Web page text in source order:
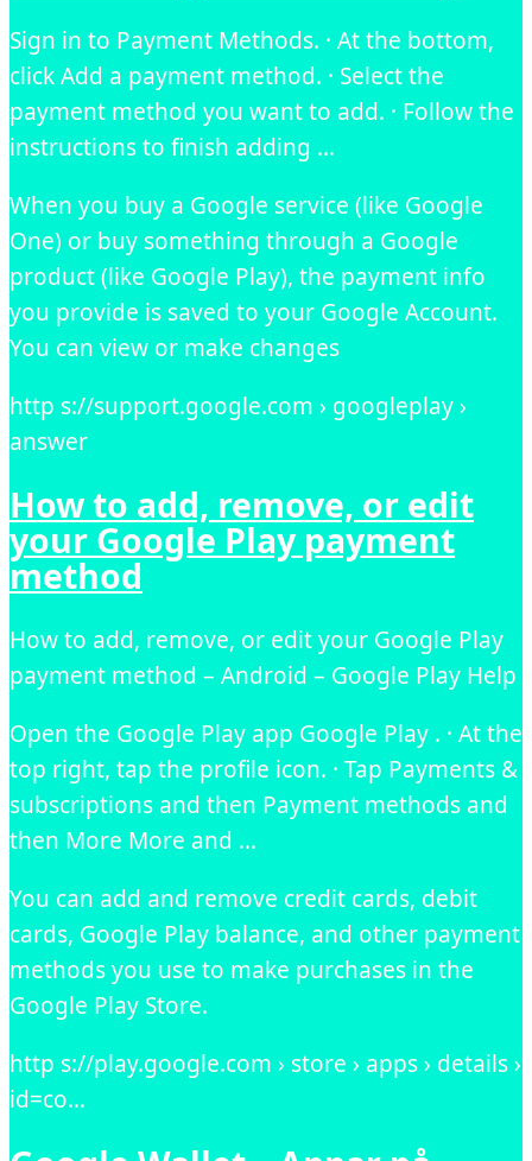
Sign in to Payment Methods. · At the bottom,
click Add a payment method. · Select the
payment method you want to add. · Follow the
instructions to finish adding …
When you buy a Google service (like Google
One) or buy something through a Google
product (like Google Play), the payment info
you provide is saved to your Google Account.
You can view or make changes
http s://support.google.com › googleplay ›
answer
How to add, remove, or edit
your Google Play payment
method
How to add, remove, or edit your Google Play
payment method – Android – Google Play Help
Open the Google Play app Google Play . · At the
top right, tap the profile icon. · Tap Payments &
subscriptions and then Payment methods and
then More More and …
You can add and remove credit cards, debit
cards, Google Play balance, and other payment
methods you use to make purchases in the
Google Play Store.
http s://play.google.com › store › apps › details ›
id=co…